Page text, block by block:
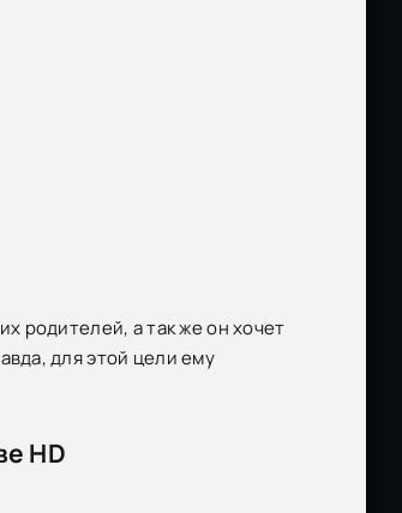
родителей, а так же он хочет
для этой цели ему
HD